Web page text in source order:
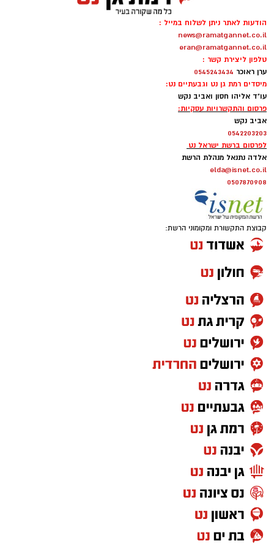
הצטרפו לקבוצת החדשות השקטה של רמת גן נט ב-
WhatsApp כל החדשות לחצו כאן
מטרת השינוי היא להעניק לאוהדים חוויית משחק
נעימה והיא מתבצע תודות לתמיכת ראש העיר,
כרמל שאמה הכהן ובהובלת מנכ״ל רשות הספורט
העירונית ר״ג, רוני יהודה. בזכות השינוי המתבצע
מקומות.
צילום באדיבות מכבי קבוצת כנען רמת-גן
במסגרת השיפוץ המתבצע, הפרקט עובר תהליך
חידוש, חדר ההלבשה של מכבי קבוצת כנען
הודעות לאתר ניתן לשלוח במייל :
news@ramatgannet.co.il
eran@ramatgannet.co.il
טלפון ליצירת קשר :
ערן ראוכר 0545243434
מיסדים רמת גן נט וגבעתיים נט:
עו"ד אליהו חסון ואביב נקש
פרסום והתקשרויות עסקיות:
אביב נקש
0542203203
לפרסום ברשת ישראל נט
אלדה נתנאל מנהלת הרשת
elda@isnet.co.il
0507870908
קבוצת התקשורת ומקומוני הרשת: